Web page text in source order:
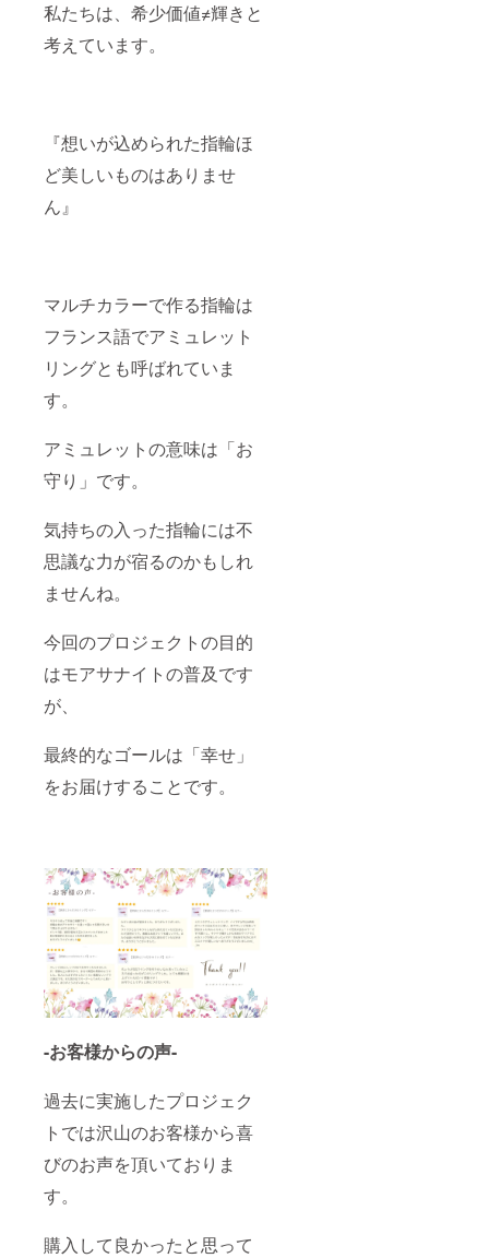
私たちは、希少価値≠輝きと
考えています。
『想いが込められた指輪ほ
ど美しいものはありませ
ん』
マルチカラーで作る指輪は
フランス語でアミュレット
リングとも呼ばれていま
す。
アミュレットの意味は「お
守り」です。
気持ちの入った指輪には不
思議な力が宿るのかもしれ
ませんね。
今回のプロジェクトの目的
はモアサナイトの普及です
が、
最終的なゴールは「幸せ」
をお届けすることです。
-お客様からの声-
過去に実施したプロジェク
トでは沢山のお客様から喜
びのお声を頂いておりま
す。
購入して良かったと思って